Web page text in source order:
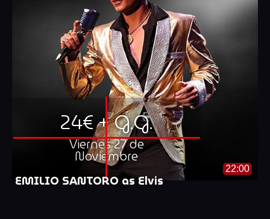
24€ + G.G.
Viernes 27 de
Noviembre
22:00
EMILIO SANTORO as Elvis